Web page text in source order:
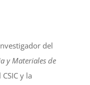
del
y Materiales de
y la